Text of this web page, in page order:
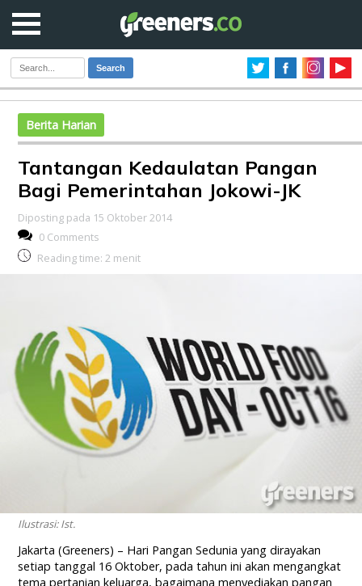
Search
Berita Harian
Tantangan Kedaulatan Pangan
Bagi Pemerintahan Jokowi-JK
Diposting pada 15 Oktober 2014
0 Comments
Reading time: 2 menit
Ilustrasi: Ist.
Jakarta (Greeners) – Hari Pangan Sedunia yang dirayakan
setiap tanggal 16 Oktober, pada tahun ini akan mengangkat
tema pertanian keluarga, bagaimana menyediakan pangan